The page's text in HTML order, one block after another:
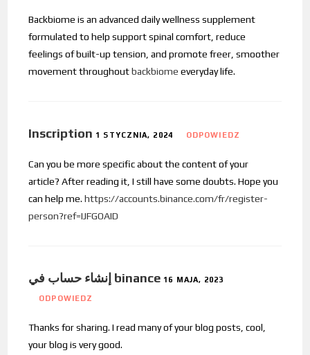
Backbiome is an advanced daily wellness supplement
formulated to help support spinal comfort, reduce
feelings of built-up tension, and promote freer, smoother
movement throughoutbackbiome everyday life.
Inscription 1 STYCZNIA, 2024 ODPOWIEDZ
Can you be more specific about the content of your
article? After reading it, I still have some doubts. Hope you
can help me.https://accounts.binance.com/fr/register-
person?ref=IJFGOAID
إنشاء حساب في binance 16 MAJA, 2023
ODPOWIEDZ
Thanks for sharing. I read many of your blog posts, cool,
your blog is very good.